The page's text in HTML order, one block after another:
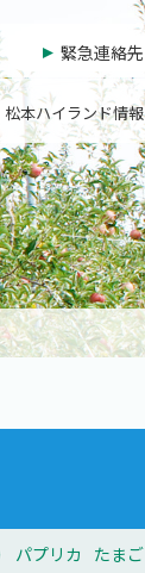
緊急連絡先
松本ハイランド情報
パプリカ たまご